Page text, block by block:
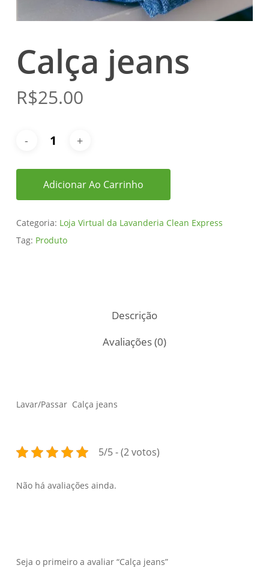
Calça jeans
R$25.00
Adicionar Ao Carrinho
Categoria: Loja Virtual da Lavanderia Clean Express
Tag: Produto
Descrição
Avaliações (0)
Lavar/Passar Calça jeans
5/5 - (2 votos)
Não há avaliações ainda.
Seja o primeiro a avaliar “Calça jeans”